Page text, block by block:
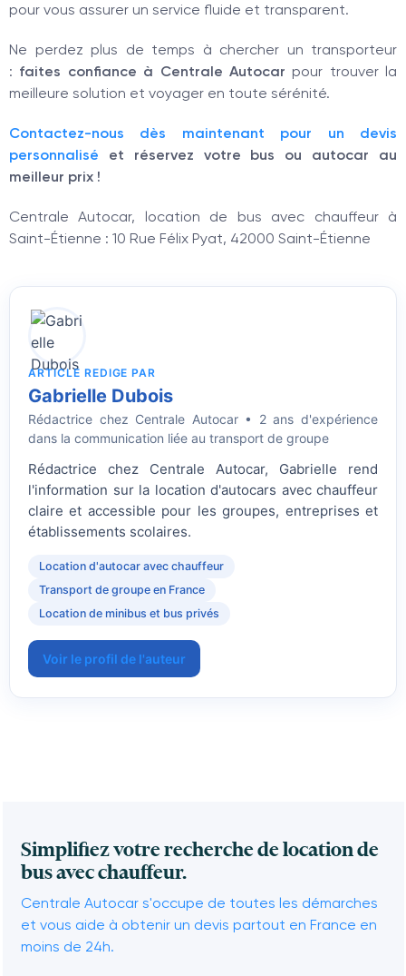
pour vous assurer un service fluide et transparent.
Ne perdez plus de temps à chercher un transporteur
: faites confiance à Centrale Autocar pour trouver la
meilleure solution et voyager en toute sérénité.
Contactez-nous dès maintenant pour un devis
personnalisé et réservez votre bus ou autocar au
meilleur prix !
Centrale Autocar, location de bus avec chauffeur à
Saint-Étienne : 10 Rue Félix Pyat, 42000 Saint-Étienne
ARTICLE REDIGE PAR
Gabrielle Dubois
Rédactrice chez Centrale Autocar • 2 ans d'expérience
dans la communication liée au transport de groupe
Rédactrice chez Centrale Autocar, Gabrielle rend
l'information sur la location d'autocars avec chauffeur
claire et accessible pour les groupes, entreprises et
établissements scolaires.
Location d'autocar avec chauffeur
Transport de groupe en France
Location de minibus et bus privés
Voir le profil de l'auteur
Simplifiez votre recherche de location de
bus avec chauffeur.
Centrale Autocar s'occupe de toutes les démarches
et vous aide à obtenir un devis partout en France en
moins de 24h.